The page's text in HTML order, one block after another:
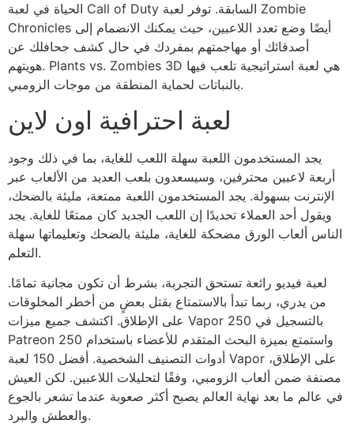
الحياة في لعبة Call of Duty السابقة. توفر لعبة Zombie
Chronicles أيضًا وضع تعدد اللاعبين، حيث يمكنك الانضمام إلى
أصدقائك أو مهاجمتهم بمفردك في حال كشف جحافلك عن
هويتهم. Plants vs. Zombies 3D هي لعبة استراتيجية تلعب فيها
بالنباتات لحماية المنطقة من موجات الزومبي.
لعبة احترافية اون لاين
يجد المستخدمون اللعبة سهلة اللعب للغاية، بما في ذلك وجود
أربعة لاعبين محترفين، وسيسعدون بلعب العديد من الألعاب عبر
الإنترنت بسهولة. يجد المستخدمون اللعبة ممتعة، مليئة بالضحك،
ويقول أحد العملاء تحديدًا إن اللعب الجديد كان ممتعًا للغاية. يجد
الناس ألعاب الورق مضحكة للغاية، مليئة بالضحك وتعليماتها سهلة
التعلم.
لعبة فيديو رائعة تستحق التجربة، بشرط أن تكون مجانية تمامًا.
من يدري، ربما تبدأ بالاستمتاع بقتل بعضٍ من أخطر المخلوقات
على الإطلاق. اكتشف جميع ميزات Vapor 250 بالتسجيل في
Patreon 250 واستمتع بميزة البحث المتقدم للأعضاء باستخدام
أدوات التصنيف الشخصية. أفضل 150 لعبة Vapor على الإطلاق،
مصنفة ضمن ألعاب الزومبي، وفقًا لتحليلات اللاعبين. لكن العيش
في عالم ما بعد نهاية العالم يصبح أكثر صعوبة عندما تشعر بالجوع
والعطش والبرد.